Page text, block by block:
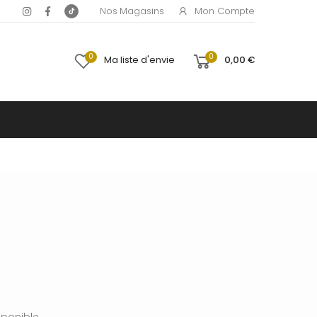
Nos Magasins Mon Compte
0 Ma liste d'envie 0 0,00 €